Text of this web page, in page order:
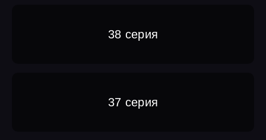
38 серия
37 серия